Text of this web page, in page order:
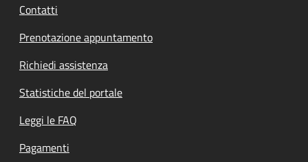
Contatti
Prenotazione appuntamento
Richiedi assistenza
Statistiche del portale
Leggi le FAQ
Pagamenti